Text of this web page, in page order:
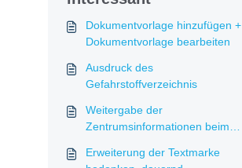
Dokumentvorlage hinzufügen +
Dokumentvorlage bearbeiten
Ausdruck des
Gefahrstoffverzeichnis
Weitergabe der
Zentrumsinformationen beim
Erweiterung der Textmarke